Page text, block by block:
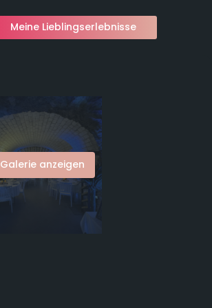
Meine Lieblingserlebnisse
Galerie anzeigen